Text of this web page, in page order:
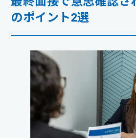
のポイント2選